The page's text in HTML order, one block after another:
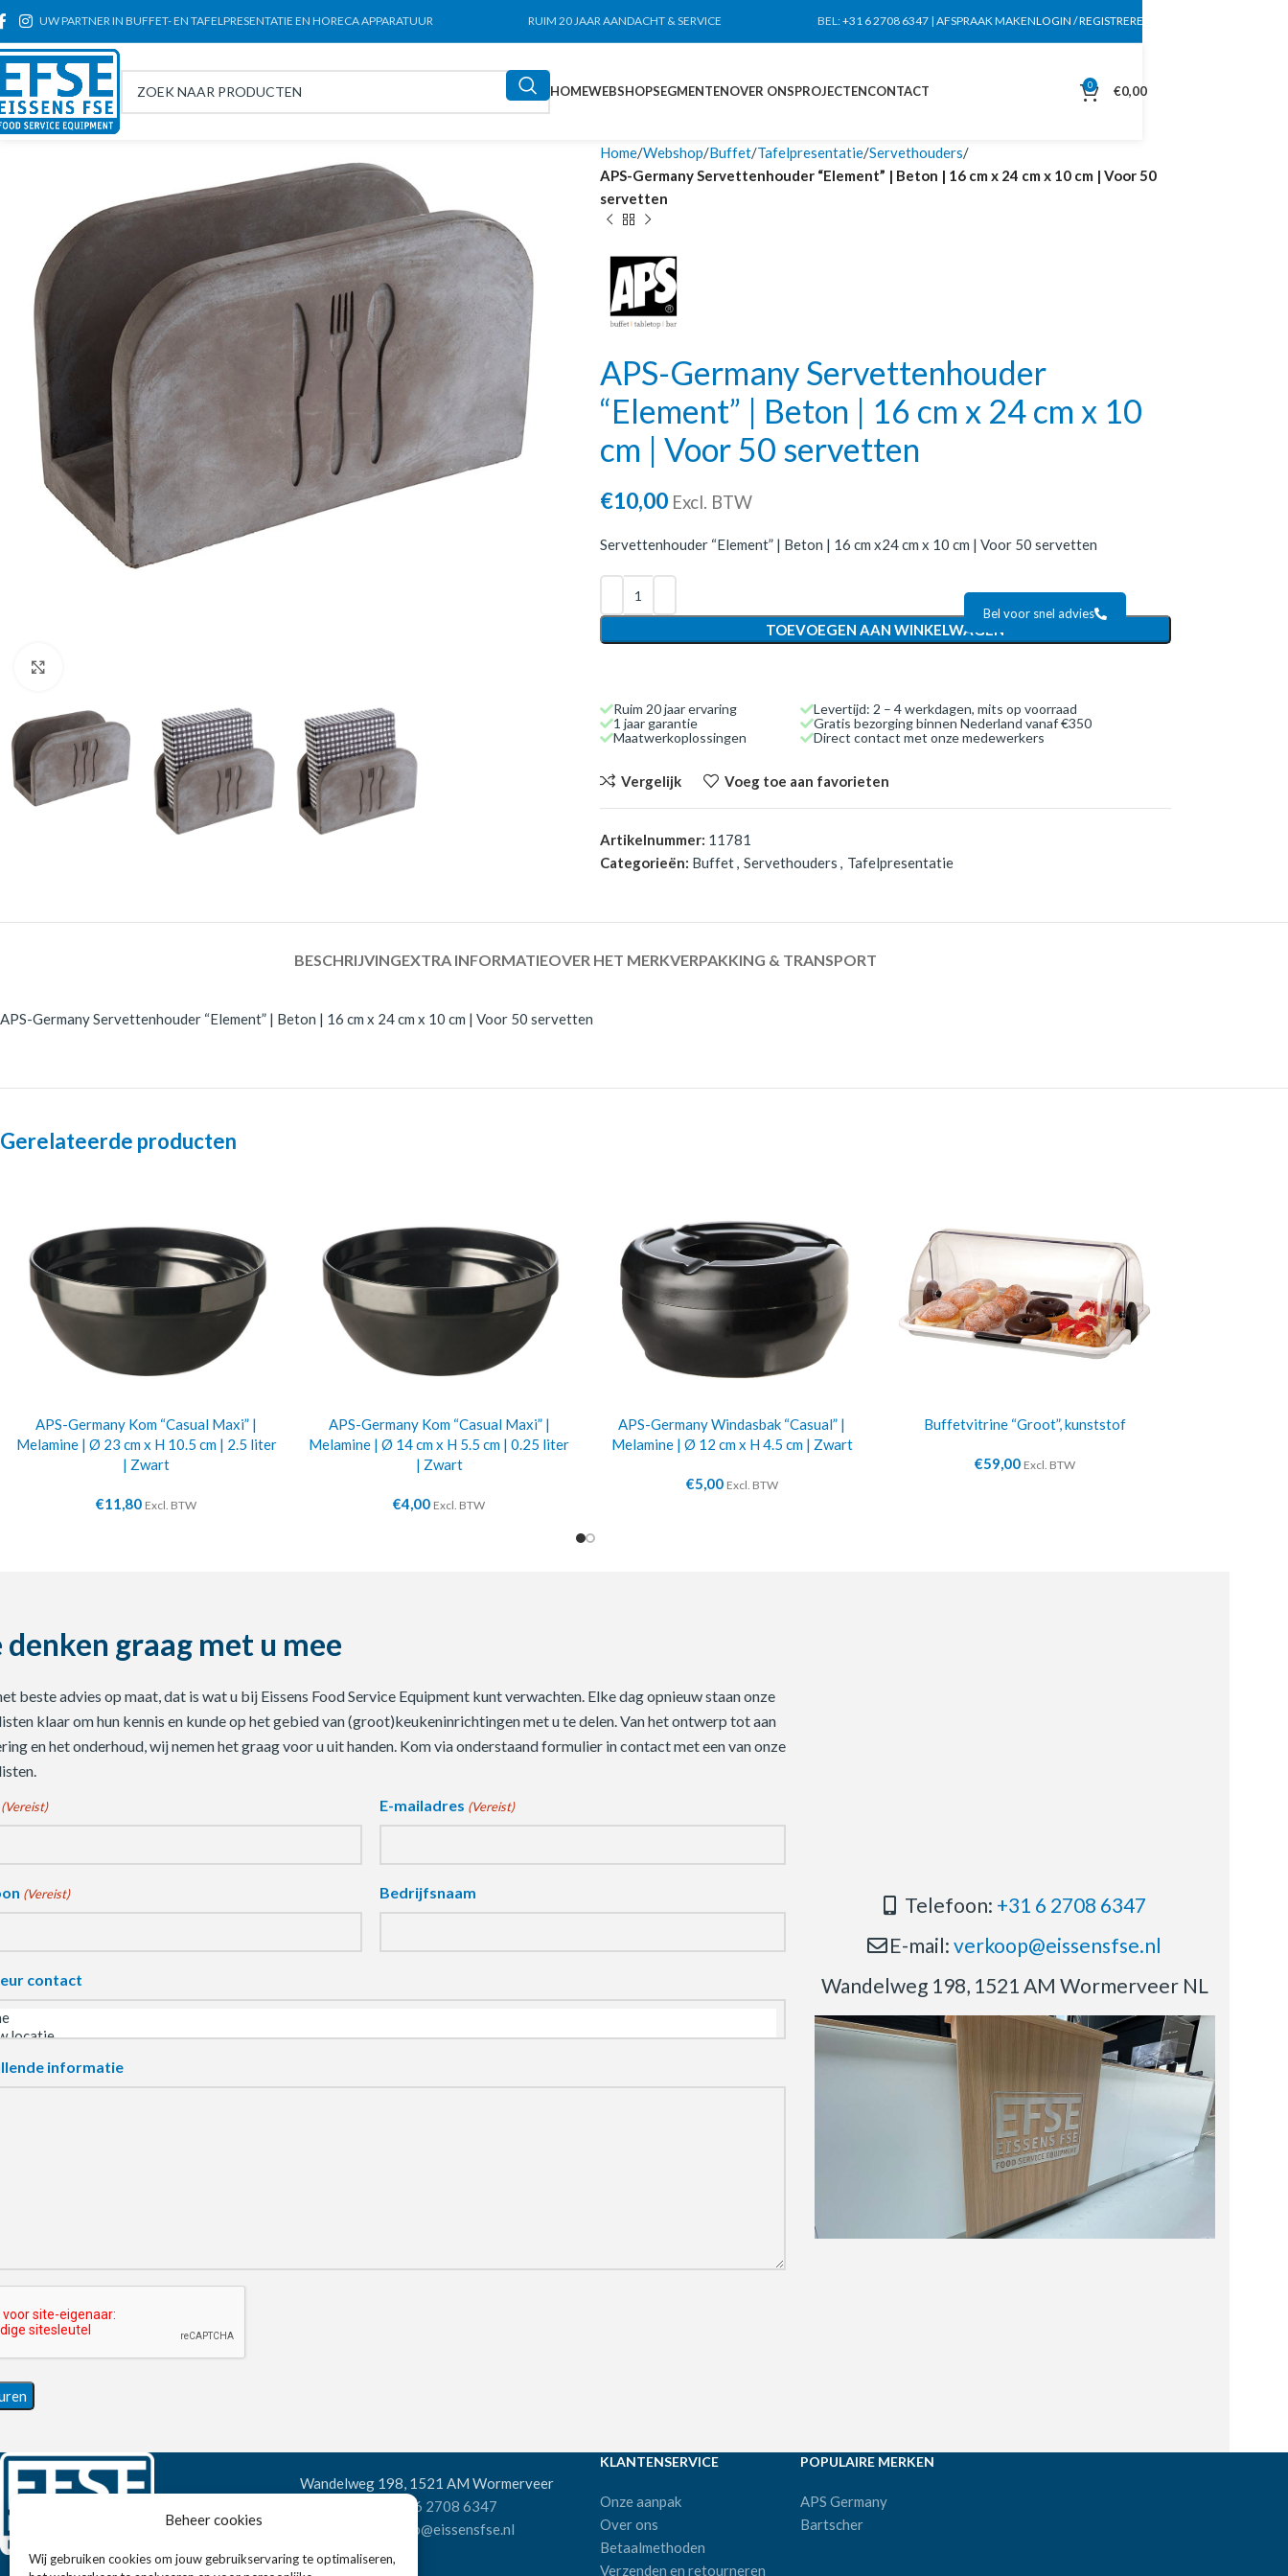
Beheer cookies
Wij gebruiken cookies om jouw gebruikservaring te optimaliseren,
UW PARTNER IN BUFFET- EN TAFELPRESENTATIE EN HORECA APPARATUUR RUIM 20 JAAR AANDACHT & SERVICE BEL:+31 6 2708 6347 | AFSPRAAK MAKENLOGIN / REGISTREREN
HOMEWEBSHOPSEGMENTENOVER ONSPROJECTENCONTACT 0 €0,00
Home Webshop Buffet Tafelpresentatie Servethouders
APS-Germany Servettenhouder “Element” | Beton | 16 cm x 24 cm x 10 cm | Voor 50
servetten
APS-Germany Servettenhouder
“Element” | Beton | 16 cm x 24 cm x 10
cm | Voor 50 servetten
€10,00 Excl. BTW
Servettenhouder “Element” | Beton | 16 cm x24 cm x 10 cm | Voor 50 servetten
TOEVOEGEN AAN WINKELWAGEN
Bel voor snel advies
Ruim 20 jaar ervaring
1 jaar garantie
Maatwerkoplossingen
Levertijd: 2 – 4 werkdagen, mits op voorraad
Gratis bezorging binnen Nederland vanaf €350
Direct contact met onze medewerkers
Vergelijk Voeg toe aan favorieten
Artikelnummer: 11781
Categorieën: Buffet, Servethouders , Tafelpresentatie
BESCHRIJVINGEXTRA INFORMATIEOVER HET MERKVERPAKKING & TRANSPORT
APS-Germany Servettenhouder “Element” | Beton | 16 cm x 24 cm x 10 cm | Voor 50 servetten
Gerelateerde producten
APS-Germany Kom “Casual Maxi” |
Melamine | Ø 23 cm x H 10.5 cm | 2.5 liter
| Zwart
€11,80 Excl. BTW
APS-Germany Kom “Casual Maxi” |
Melamine | Ø 14 cm x H 5.5 cm | 0.25 liter
| Zwart
€4,00 Excl. BTW
APS-Germany Windasbak “Casual” |
Melamine | Ø 12 cm x H 4.5 cm | Zwart
€5,00 Excl. BTW
Buffetvitrine “Groot”, kunststof
€59,00 Excl. BTW
denken graag met u mee
beste advies op maat, dat is wat u bij Eissens Food Service Equipment kunt verwachten. Elke dag opnieuw staan onze
klaar om hun kennis en kunde op het gebied van (groot)keukeninrichtingen met u te delen. Van het ontwerp tot aan
en het onderhoud, wij nemen het graag voor u uit handen. Kom via onderstaand formulier in contact met een van onze
(Vereist) E-mailadres (Vereist)
(Vereist) Bedrijfsnaam
contact
informatie
Telefoon: +31 6 2708 6347
E-mail:verkoop@eissensfse.nl
Wandelweg 198, 1521 AM Wormerveer NL
Wandelweg 198, 1521 AM Wormerveer
+31 6 2708 6347
verkoop@eissensfse.nl
KLANTENSERVICE
Onze aanpak
Over ons
Betaalmethoden
Verzenden en retourneren
POPULAIRE MERKEN
APS Germany
Bartscher